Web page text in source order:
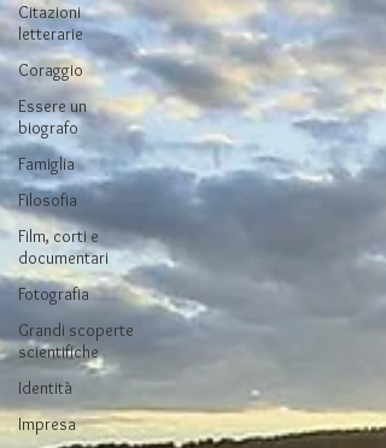
Citazioni
letterarie
Coraggio
Essere un
biografo
Famiglia
Filosofia
Film, corti e
documentari
Fotografia
Grandi scoperte
scientifiche
Identità
Impresa